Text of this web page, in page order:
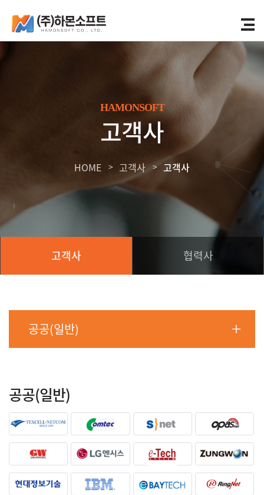
HAMONSOFT
고객사
HOME 고객사 고객사
고객사 협력사
공공(일반)
공공(일반)